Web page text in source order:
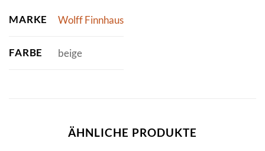
MARKE Wolff Finnhaus
FARBE beige
ÄHNLICHE PRODUKTE